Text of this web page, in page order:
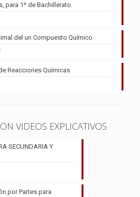
para 1º de Bachillerato
del un Compuesto Químico
Reacciones Químicas
VIDEOS EXPLICATIVOS
SECUNDARIA Y
por Partes para